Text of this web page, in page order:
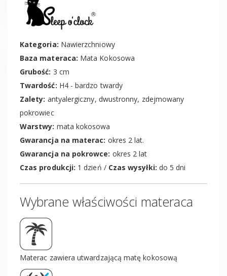
Kategoria: Nawierzchniowy
Baza materaca: Mata Kokosowa
Grubość: 3 cm
Twardość: H4 - bardzo twardy
Zalety: antyalergiczny, dwustronny, zdejmowany
pokrowiec
Warstwy: mata kokosowa
Gwarancja na materac: okres 2 lat.
Gwarancja na pokrowce: okres 2 lat
Czas produkcji: 1 dzień / Czas wysyłki: do 5 dni
Wybrane właściwości materaca
Materac zawiera utwardzającą matę kokosową